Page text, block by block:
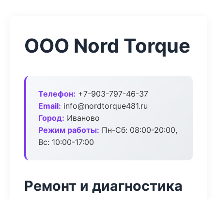
ООО Nord Torque
Телефон: +7-903-797-46-37
Email: info@nordtorque481.ru
Город: Иваново
Режим работы: Пн-Сб: 08:00-20:00,
Вс: 10:00-17:00
Ремонт и диагностика